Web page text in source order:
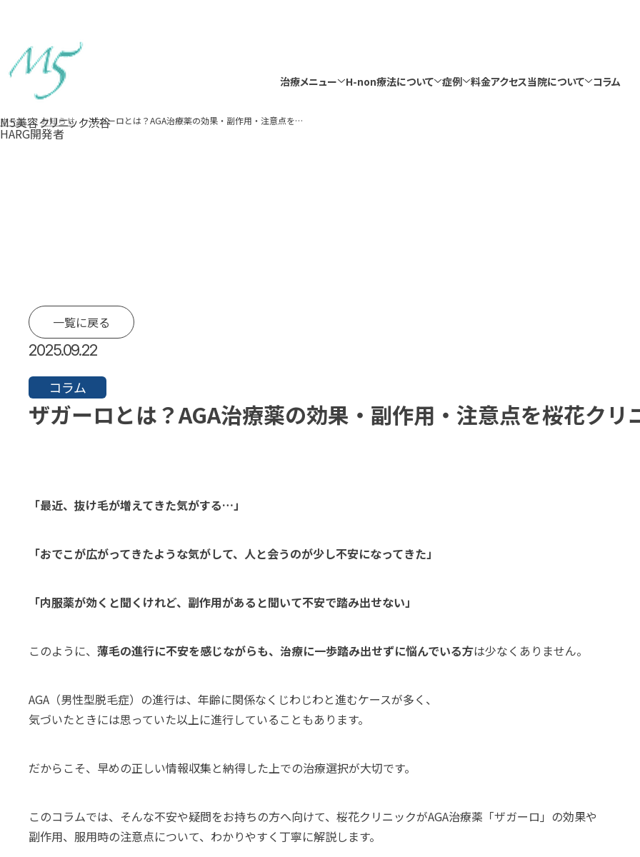
M5美容クリニック渋谷
HARG開発者
治療メニュー
H-non療法について 症例 料金アクセス当院について
コラム
ホーム お知らせ ザガーロとは？AGA治療薬の効果・副作用・注意点を桜花クリニックが解説
一覧に戻る
2025.09.22
コラム
ザガーロとは？AGA治療薬の効果・副作用・注意点を桜花クリ
「最近、抜け毛が増えてきた気がする…」
「おでこが広がってきたような気がして、人と会うのが少し不安になってきた」
「内服薬が効くと聞くけれど、副作用があると聞いて不安で踏み出せない」
このように、 薄毛の進行に不安を感じながらも、治療に一歩踏み出せずに悩んでいる方は少なくありません。
AGA（男性型脱毛症）の進行は、年齢に関係なくじわじわと進むケースが多く、
気づいたときには思っていた以上に進行していることもあります。
だからこそ、早めの正しい情報収集と納得した上での治療選択が大切です。
このコラムでは、そんな不安や疑問をお持ちの方へ向けて、桜花クリニックがAGA治療薬「ザガーロ」の効果や
副作用、服用時の注意点について、わかりやすく丁寧に解説します。